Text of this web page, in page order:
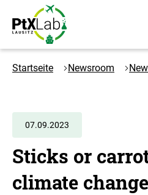
Hauptinhalt
springen
Hauptnavigation
springen
Logo
PtXLab
Startseite
Startseite Newsroom
07.09.2023
Sticks or
climate